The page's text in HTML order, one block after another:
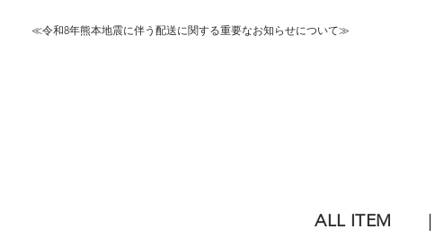
≪令和8年熊本地震に伴う配送に関する重要なお知らせについて≫
ALL ITEM